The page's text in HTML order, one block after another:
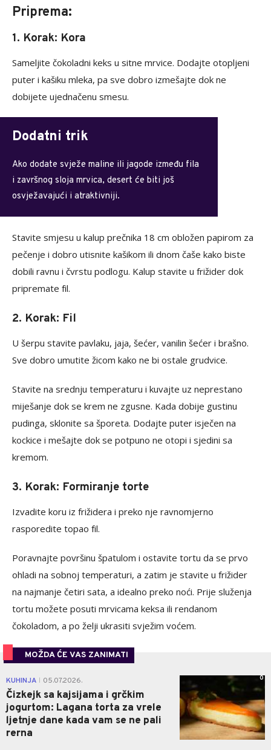
Priprema:
1. Korak: Kora
Sameljite čokoladni keks u sitne mrvice. Dodajte otopljeni
puter i kašiku mleka, pa sve dobro izmešajte dok ne
dobijete ujednačenu smesu.
Dodatni trik
Ako dodate svježe maline ili jagode između fila
i završnog sloja mrvica, desert će biti još
osvježavajući i atraktivniji.
Stavite smjesu u kalup prečnika 18 cm obložen papirom za
pečenje i dobro utisnite kašikom ili dnom čaše kako biste
dobili ravnu i čvrstu podlogu. Kalup stavite u frižider dok
pripremate fil.
2. Korak: Fil
U šerpu stavite pavlaku, jaja, šećer, vanilin šećer i brašno.
Sve dobro umutite žicom kako ne bi ostale grudvice.
Stavite na srednju temperaturu i kuvajte uz neprestano
miješanje dok se krem ne zgusne. Kada dobije gustinu
pudinga, sklonite sa šporeta. Dodajte puter isječen na
kockice i mešajte dok se potpuno ne otopi i sjedini sa
kremom.
3. Korak: Formiranje torte
Izvadite koru iz frižidera i preko nje ravnomjerno
rasporedite topao fil.
Poravnajte površinu špatulom i ostavite tortu da se prvo
ohladi na sobnoj temperaturi, a zatim je stavite u frižider
na najmanje četiri sata, a idealno preko noći. Prije služenja
tortu možete posuti mrvicama keksa ili rendanom
čokoladom, a po želji ukrasiti svježim voćem.
MOŽDA ĆE VAS ZANIMATI
KUHINJA 05.07.2026.
Čizkejk sa kajsijama i grčkim
jogurtom: Lagana torta za vrele
ljetnje dane kada vam se ne pali
rerna
0